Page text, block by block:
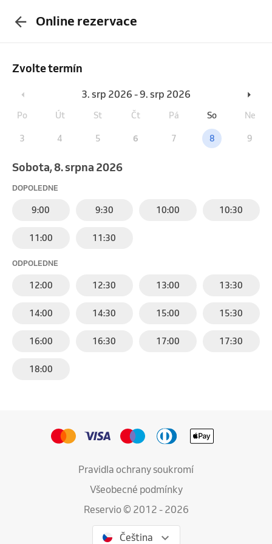
Online rezervace
Zvolte termín
3. srp 2026 - 9. srp 2026
Po Út St Čt Pá So Ne
3 4 5 6 7 8 9
sobota, 8. srpna 2026
DOPOLEDNE
9:00 9:30 10:00 10:30
11:00 11:30
ODPOLEDNE
12:00 12:30 13:00 13:30
14:00 14:30 15:00 15:30
16:00 16:30 17:00 17:30
18:00
Pravidla ochrany soukromí
Všeobecné podmínky
Reservio © 2012 - 2026
Čeština